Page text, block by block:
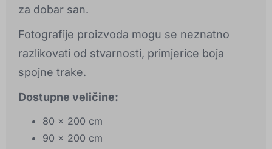
za dobar san.
Fotografije proizvoda mogu se neznatno
razlikovati od stvarnosti, primjerice boja
spojne trake.
Dostupne veličine:
80 x 200 cm
90 x 200 cm